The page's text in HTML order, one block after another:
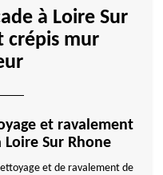
à Loire Sur
crépis mur
et ravalement
Sur Rhone
et de ravalement de